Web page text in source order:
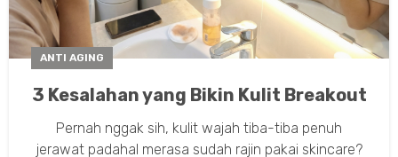
ANTI AGING
3 Kesalahan yang Bikin Kulit Breakout
Pernah nggak sih, kulit wajah tiba-tiba penuh
jerawat padahal merasa sudah rajin pakai skincare?